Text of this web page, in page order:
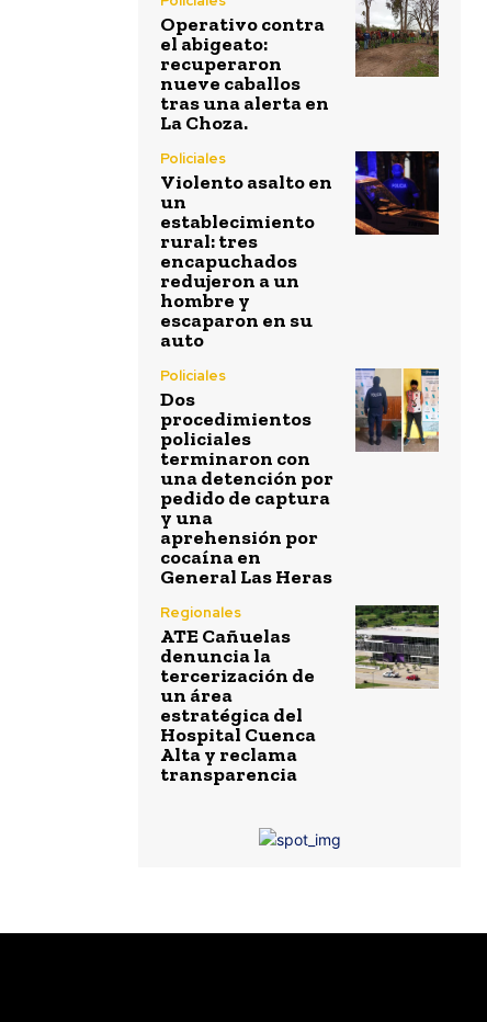
Operativo contra
el abigeato:
recuperaron
nueve caballos
tras una alerta en
La Choza.
Policiales
Violento asalto en
un
establecimiento
rural: tres
encapuchados
redujeron a un
hombre y
escaparon en su
auto
Policiales
Dos
procedimientos
policiales
terminaron con
una detención por
pedido de captura
y una
aprehensión por
cocaína en
General Las Heras
Regionales
ATE Cañuelas
denuncia la
tercerización de
un área
estratégica del
Hospital Cuenca
Alta y reclama
transparencia